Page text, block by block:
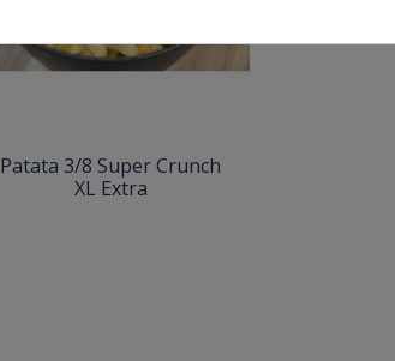
Patata 3/8 Super Crunch
XL Extra